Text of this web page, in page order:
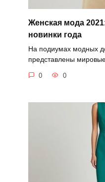
Женская мода
новинки года
На подиумах модных
представлены
0 0